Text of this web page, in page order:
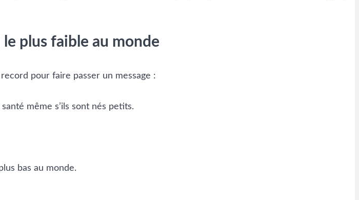
plus faible au monde
pour faire passer un message :
même s’ils sont nés petits.
bas au monde.